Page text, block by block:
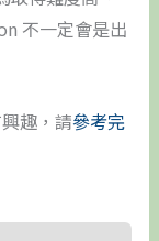
不一定會是出
趣，請參考完